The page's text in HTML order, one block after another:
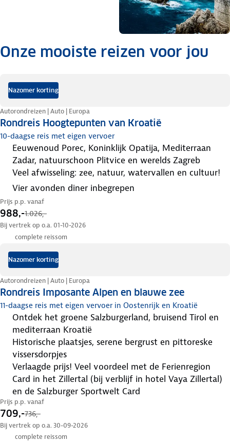
.Onze mooiste reizen voor jou
Nazomer korting
Rondreis Hoogtepunten van Kroatië
Autorondreizen | Auto | Europa
10-daagse reis met eigen vervoer
eeuwenoud Porec, Koninklijk Opatija, Mediterraan
Zadar, natuurschoon Plitvice en werelds Zagreb
veel afwisseling: zee, natuur, watervallen en cultuur!
Vier avonden diner inbegrepen
Prijs p.p. vanaf
988,-1.026,-
Bij vertrek op o.a. 01-10-2026
complete reissom
Nazomer korting
Rondreis Imposante Alpen en blauwe zee
Autorondreizen | Auto | Europa
11-daagse reis met eigen vervoer in Oostenrijk en Kroatië
ontdek het groene Salzburgerland, bruisend Tirol en
mediterraan Kroatië
historische plaatsjes, serene bergrust en pittoreske
vissersdorpjes
verlaagde prijs! Veel voordeel met de Ferienregion
Card in het Zillertal (bij verblijf in hotel Vaya Zillertal)
en de Salzburger Sportwelt Card
Prijs p.p. vanaf
709,-736,-
Bij vertrek op o.a. 30-09-2026
complete reissom